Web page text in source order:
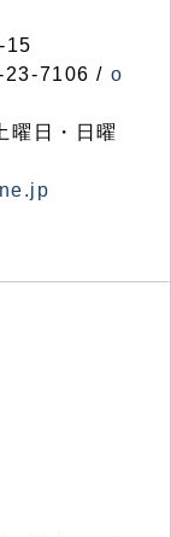
15
23-7106 / o
曜日・日曜